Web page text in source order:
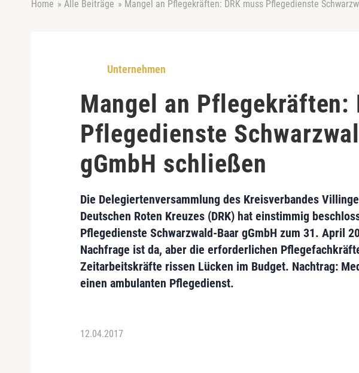
Home » Alle Beiträge » Mangel an Pflegekräften: DRK muss Pflegedienste
Unternehmen
Mangel an Pflegekräften:
Pflegedienste
gGmbH schließen
Die Delegiertenversammlung des Kreisverbandes
Deutschen Roten Kreuzes (DRK)hat einstimmig
Pflegedienste Schwarzwald-Baar gGmbHzum 31. April
Nachfrage ist da, aber die erforderlichen
Zeitarbeitskräfte rissen Lücken im Budget. Nachtrag:
einen ambulanten Pflegedienst.
12.04.2017